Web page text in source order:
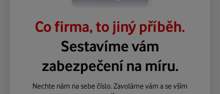
Co firma, to jiný příběh.
Sestavíme vám
zabezpečení na míru.
Nechte nám na sebe číslo. Zavoláme vám a se vším